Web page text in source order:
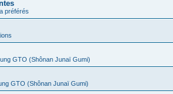
préférés
GTO (Shônan Junaï Gumi)
GTO (Shônan Junaï Gumi)